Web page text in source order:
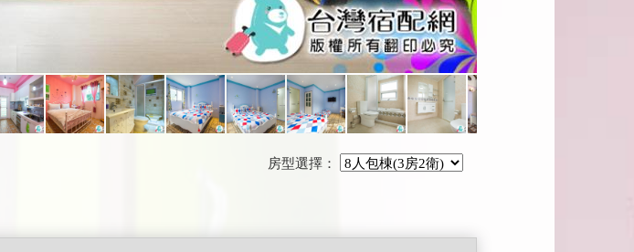
房型選擇：